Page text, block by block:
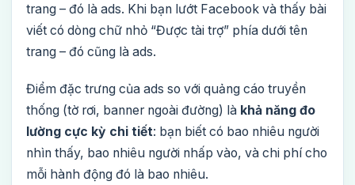
trang – đó là ads. Khi bạn lướt Facebook và thấy bài
viết có dòng chữ nhỏ “Được tài trợ” phía dưới tên
trang – đó cũng là ads.
Điểm đặc trưng của ads so với quảng cáo truyền
thống (tờ rơi, banner ngoài đường) là khả năng đo
lường cực kỳ chi tiết: bạn biết có bao nhiêu người
nhìn thấy, bao nhiêu người nhấp vào, và chi phí cho
mỗi hành động đó là bao nhiêu.